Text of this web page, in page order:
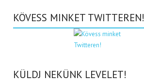
KÖVESS MINKET TWITTEREN!
KÜLDJ NEKÜNK LEVELET!